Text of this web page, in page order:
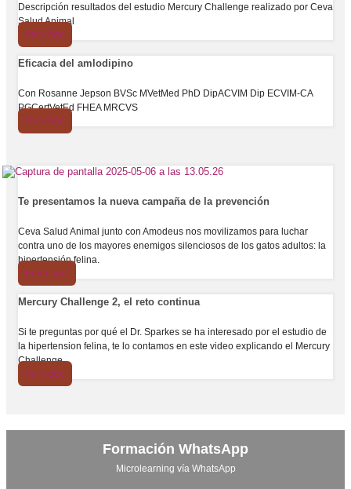
Descripción resultados del estudio Mercury Challenge realizado por Ceva
Salud Animal
Ver vídeo
Eficacia del amlodipino
Con Rosanne Jepson BVSc MVetMed PhD DipACVIM Dip ECVIM-CA
PGCertVetEd FHEA MRCVS
Ver vídeo
Te presentamos la nueva campaña de la prevención
Ceva Salud Animal junto con Amodeus nos movilizamos para luchar
contra uno de los mayores enemigos silenciosos de los gatos adultos: la
hipertensión felina.
Entra aquí
Mercury Challenge 2, el reto continua
Si te preguntas por qué el Dr. Sparkes se ha interesado por el estudio de
la hipertension felina, te lo contamos en este video explicando el Mercury
Challenge.
Ver vídeo
Formación WhatsApp
Microlearning vía WhatsApp